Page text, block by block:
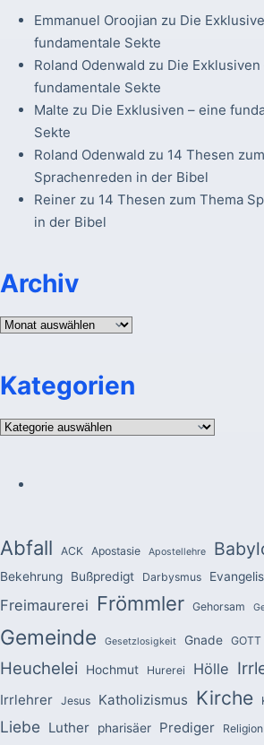
Emmanuel Oroojian zu Die
fundamentale Sekte
Roland Odenwald zu Die Exklusiven
fundamentale Sekte
Malte zu Die Exklusiven – eine
Sekte
Roland Odenwald zu 14 Thesen
Sprachenreden in der Bibel
Reinerzu 14 Thesen zum Thema
in der Bibel
Archiv
Archiv
Kategorien
Kategorien
Abfall ACK Apostasie Apostellehre
Bekehrung Bußpredigt Darbysmus
Freimaurerei Frömmler Gehorsam
Gemeinde Gesetzlosigkeit Gnade GOTT
Heuchelei Hochmut Hurerei Hölle
Irrlehrer Jesus Katholizismus Kirche
Liebe Luther pharisäer Prediger Religion